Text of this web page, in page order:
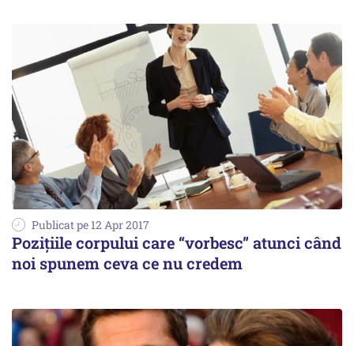
Publicat pe 12 Apr 2017
Pozițiile corpului care “vorbesc” atunci când
noi spunem ceva ce nu credem